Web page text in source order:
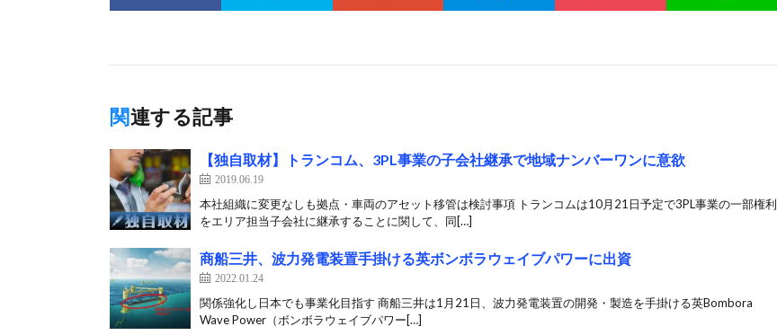
関連する記事
【独自取材】トランコム、3PL事業の子会社継承で地域ナンバーワンに意欲
2019.06.19
本社組織に変更なしも拠点・車両のアセット移管は検討事項 トランコムは10月21日予定で3PL事業の一部権利
をエリア担当子会社に継承することに関して、同[…]
商船三井、波力発電装置手掛ける英ボンボラウェイブパワーに出資
2022.01.24
関係強化し日本でも事業化目指す 商船三井は1月21日、波力発電装置の開発・製造を手掛ける英Bombora
Wave Power（ボンボラウェイブパワー[…]